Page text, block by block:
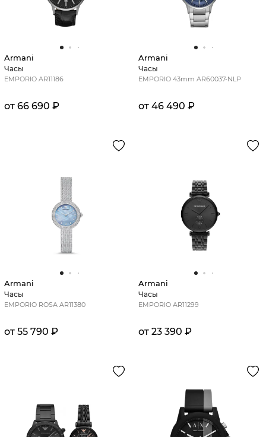
Armani
Часы
EMPORIO AR11186
от 66 690 ₽
Armani
Часы
EMPORIO 43mm AR60037-NLP
от 46 490 ₽
Armani
Часы
EMPORIO ROSA AR11380
от 55 790 ₽
Armani
Часы
EMPORIO AR11299
от 23 390 ₽